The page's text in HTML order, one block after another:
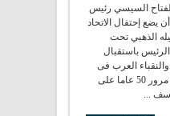
السيسي رئيس
يضع إحتفال الاتحاد
الذهبي تحت
باستقبال
والنقباء العرب فى
اطار ذلك الاحتفال بمناسبة مرور 50 عاما على
...